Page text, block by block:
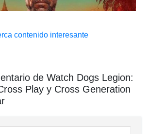
contenido interesante
de Watch Dogs Legion:
Play y Cross Generation